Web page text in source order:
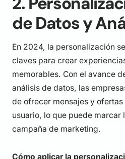
de Datos y
En 2024, la personalización
claves para crear
memorables. Con el avance
análisis de datos, las
de ofrecer mensajes y
usuario, lo que puede marcar
campaña de marketing.
Cómo aplicar la